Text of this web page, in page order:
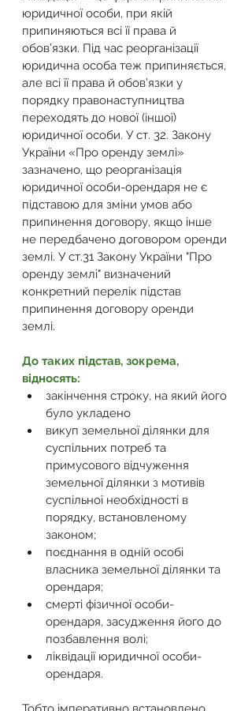
юридичної особи, при якій
припиняються всі її права й
обов’язки. Під час реорганізації
юридична особа теж припиняється,
але всі її права й обов’язки у
порядку правонаступництва
переходять до нової (іншої)
юридичної особи. У ст. 32. Закону
України «Про оренду землі»
зазначено, що реорганізація
юридичної особи-орендаря не є
підставою для зміни умов або
припинення договору, якщо інше
не передбачено договором оренди
землі. У ст.31 Закону України "Про
оренду землі" визначений
конкретний перелік підстав
припинення договору оренди
землі.
До таких підстав, зокрема,
відносять:
закінчення строку, на який його
було укладено
викуп земельної ділянки для
суспільних потреб та
примусового відчуження
земельної ділянки з мотивів
суспільної необхідності в
порядку, встановленому
законом;
поєднання в одній особі
власника земельної ділянки та
орендаря;
смерті фізичної особи-
орендаря, засудження його до
позбавлення волі;
ліквідації юридичної особи-
орендаря.